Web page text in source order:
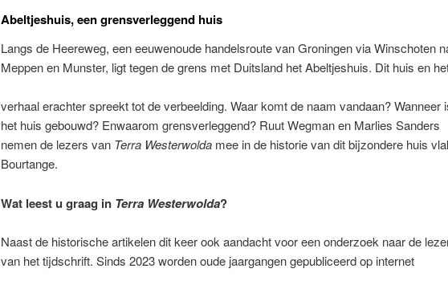
Abeltjeshuis, een grensverleggend huis
Langs de Heereweg, een eeuwenoude handelsroute van Groningen via Winschoten
Meppen en Munster, ligt tegen de grens met Duitsland het Abeltjeshuis. Dit huis en
verhaal erachter spreekt tot de verbeelding. Waar komt de naam vandaan? Wanneer
het huis gebouwd? Enwaarom grensverleggend? Ruut Wegman en Marlies Sanders
nemen de lezers van Terra Westerwolda mee in de historie van dit bijzondere huis
Bourtange.
Wat leest u graag in Terra Westerwolda?
Naast de historische artikelen dit keer ook aandacht voor een onderzoek naar de
van het tijdschrift. Sinds 2023 worden oude jaargangen gepubliceerd op internet